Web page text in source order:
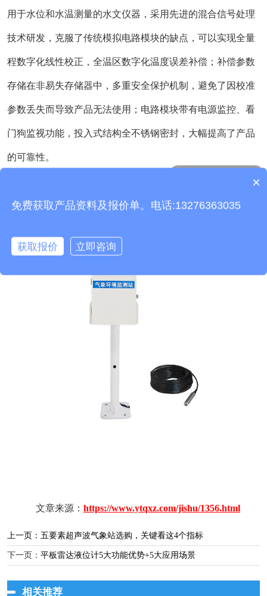
用于水位和水温测量的水文仪器，采用先进的混合信号处理
技术研发，克服了传统模拟电路模块的缺点，可以实现全量
程数字化线性校正，全温区数字化温度误差补偿；补偿参数
存储在非易失存储器中，多重安全保护机制，避免了因校准
参数丢失而导致产品无法使用；电路模块带有电源监控、看
门狗监视功能，投入式结构全不锈钢密封，大幅提高了产品
的可靠性。
文章来源： https://www.ytqxz.com/jishu/1356.html
上一页： 五要素超声波气象站选购，关键看这4个指标
下一页： 平板雷达液位计5大功能优势+5大应用场景
相关推荐
质保时间是多久？
×
免费获取产品资料及报价单。电话:13276363035
获取报价 立即咨询